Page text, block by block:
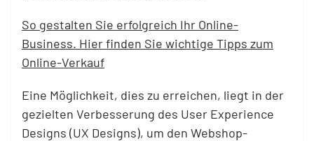
So gestalten Sie erfolgreich Ihr Online-
Business. Hier finden Sie wichtige Tipps zum
Online-Verkauf
Eine Möglichkeit, dies zu erreichen, liegt in der
gezielten Verbesserung des User Experience
Designs (UX Designs), um den Webshop-